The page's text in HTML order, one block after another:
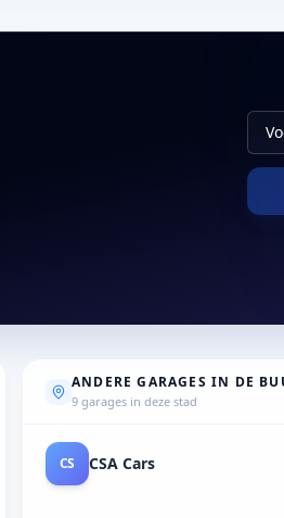
ANDERE GARAGES IN DE
9 garages in deze stad
GA Garage Feyaerts